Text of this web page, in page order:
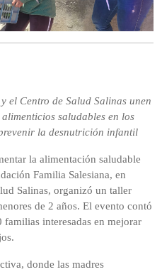
el Centro de Salud Salinas unen
saludables en los
la desnutrición infantil
la alimentación saludable
Familia Salesiana, en
Salinas, organizó un taller
de 2 años. El evento contó
interesadas en mejorar
donde las madres